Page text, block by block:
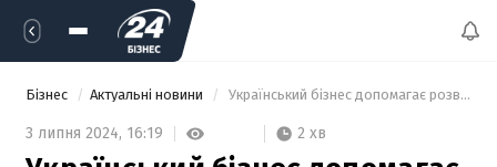
Бізнес Актуальні новини Український бізнес допомагає розвитку польської економіки
3 липня 2024, 16:19 2 хв